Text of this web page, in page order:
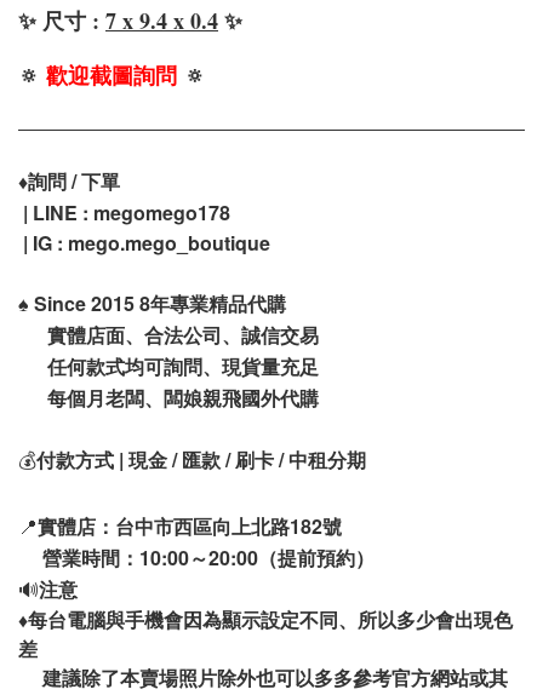
✨ 尺寸 : 7 x 9.4 x 0.4✨
🔅 歡迎截圖詢問 🔅
♦️詢問 / 下單
| LINE : megomego178
| IG : mego.mego_boutique
♠️ Since 2015 8年專業精品代購
實體店面、合法公司、誠信交易
任何款式均可詢問、現貨量充足
每個月老闆、闆娘親飛國外代購
💰付款方式 | 現金 / 匯款 / 刷卡 / 中租分期
📍實體店：台中市西區向上北路182號
營業時間：10:00～20:00（提前預約）
🔊注意
♦️每台電腦與手機會因為顯示設定不同、所以多少會出現色
差
建議除了本賣場照片除外也可以多多參考官方網站或其